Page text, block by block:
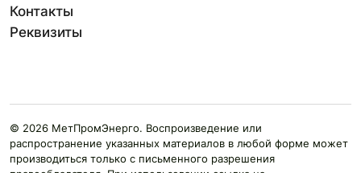
Контакты
Реквизиты
© 2026 МетПромЭнерго. Воспроизведение или
распространение указанных материалов в любой форме может
производиться только с письменного разрешения